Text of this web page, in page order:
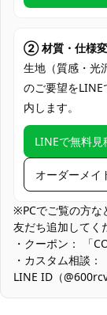
使用場所
コスプレ対象
収納方法
自宅メンテは手洗
合いを保持できま
い。
② 材質・仕様
生地（質感・光
のご要望を
内します。
LINEで無料見
オーダーメイ
※PCでご覧の方な
友だち追加してく
・クーポン： 「
・カスタム相談：
LINE ID（